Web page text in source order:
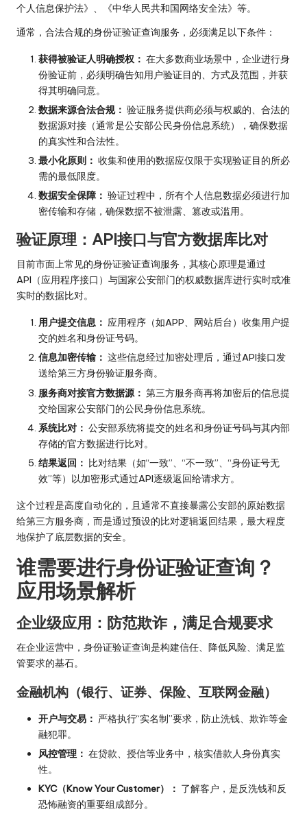
个人信息保护法》、《中华人民共和国网络安全法》等。
通常，合法合规的身份证验证查询服务，必须满足以下条件：
获得被验证人明确授权： 在大多数商业场景中，企业进行身
份验证前，必须明确告知用户验证目的、方式及范围，并获
得其明确同意。
数据来源合法合规： 验证服务提供商必须与权威的、合法的
数据源对接（通常是公安部公民身份信息系统），确保数据
的真实性和合法性。
最小化原则： 收集和使用的数据应仅限于实现验证目的所必
需的最低限度。
数据安全保障： 验证过程中，所有个人信息数据必须进行加
密传输和存储，确保数据不被泄露、篡改或滥用。
验证原理：API接口与官方数据库比对
目前市面上常见的身份证验证查询服务，其核心原理是通过
API（应用程序接口）与国家公安部门的权威数据库进行实时或准
实时的数据比对。
用户提交信息： 应用程序（如APP、网站后台）收集用户提
交的姓名和身份证号码。
信息加密传输： 这些信息经过加密处理后，通过API接口发
送给第三方身份验证服务商。
服务商对接官方数据源： 第三方服务商再将加密后的信息提
交给国家公安部门的公民身份信息系统。
系统比对： 公安部系统将提交的姓名和身份证号码与其内部
存储的官方数据进行比对。
结果返回： 比对结果（如“一致”、“不一致”、“身份证号无
效”等）以加密形式通过API逐级返回给请求方。
这个过程是高度自动化的，且通常不直接暴露公安部的原始数据
给第三方服务商，而是通过预设的比对逻辑返回结果，最大程度
地保护了底层数据的安全。
谁需要进行身份证验证查询？
应用场景解析
企业级应用：防范欺诈，满足合规要求
在企业运营中，身份证验证查询是构建信任、降低风险、满足监
管要求的基石。
金融机构（银行、证券、保险、互联网金融）
开户与交易： 严格执行“实名制”要求，防止洗钱、欺诈等金
融犯罪。
风控管理： 在贷款、授信等业务中，核实借款人身份真实
性。
KYC（Know Your Customer）： 了解客户，是反洗钱和反
恐怖融资的重要组成部分。